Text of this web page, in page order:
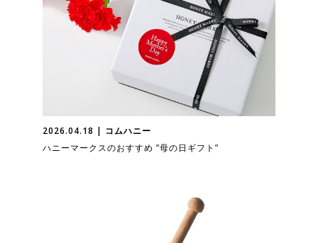
2026.04.18 | コムハニー
ハニーマークスのおすすめ ”母の日ギフト”